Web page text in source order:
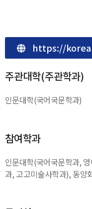
https://
주관대학(주관학과)
인문대학(국어국문학과)
참여학과
인문대학(국어국문학과,
과, 고고미술사학과), 동양